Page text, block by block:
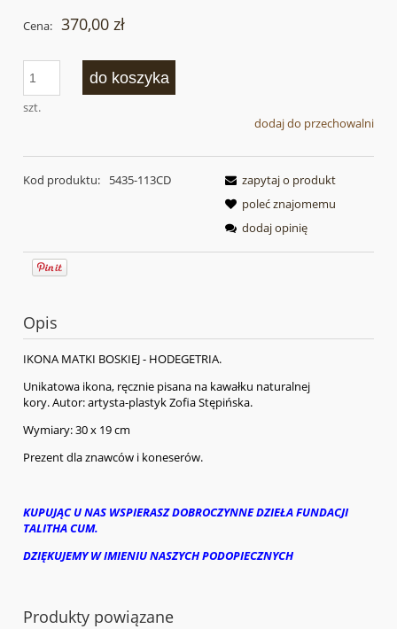
Cena: 370,00 zł
szt.
do koszyka
dodaj do przechowalni
Kod produktu: 5435-113CD
zapytaj o produkt
poleć znajomemu
dodaj opinię
Opis
IKONA MATKI BOSKIEJ - HODEGETRIA.
Unikatowa ikona, ręcznie pisana na kawałku naturalnej
kory. Autor: artysta-plastyk Zofia Stępińska.
Wymiary: 30 x 19 cm
Prezent dla znawców i koneserów.
KUPUJĄC U NAS WSPIERASZ DOBROCZYNNE DZIEŁA FUNDACJI
TALITHA CUM.
DZIĘKUJEMY W IMIENIU NASZYCH PODOPIECZNYCH
Produkty powiązane